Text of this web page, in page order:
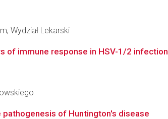
Wydział Lekarski
of immune response in HSV-1/2 infection
of Huntington's disease